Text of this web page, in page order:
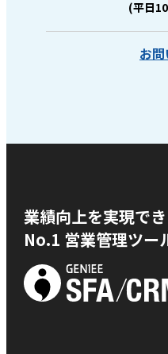
(平日
お
業績向上を実現で
No.1 営業管理ツー